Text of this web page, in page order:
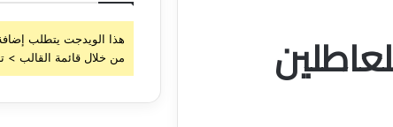
هذا الويدجت يتطلب
من خلال قائمة القالب >